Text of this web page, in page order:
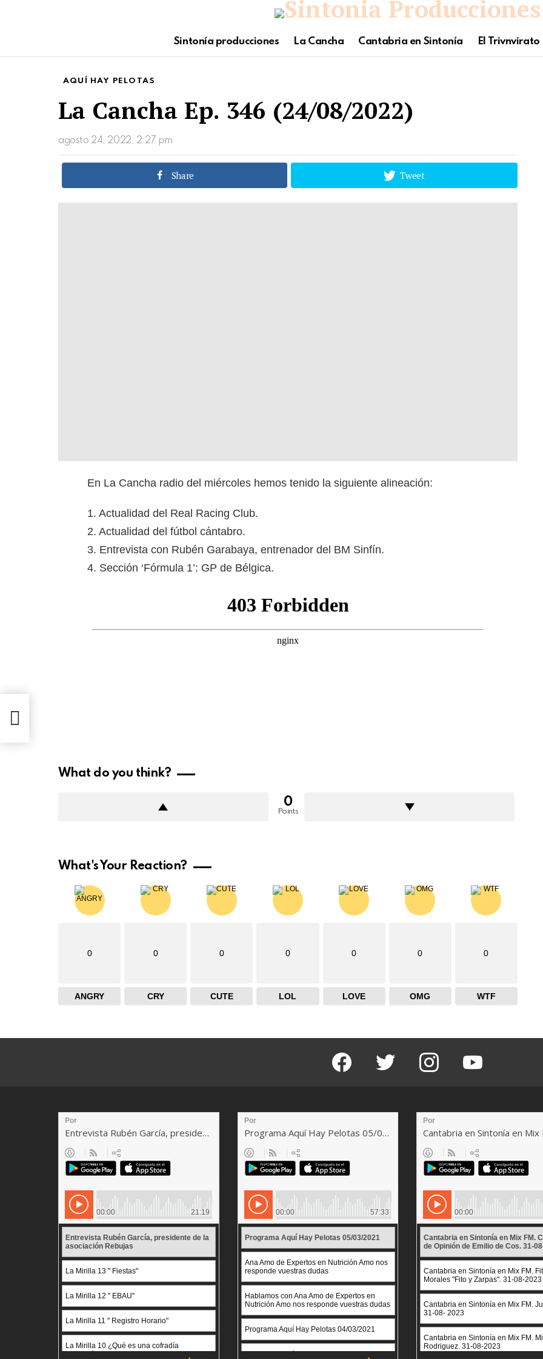
Sintonía producciones La Cancha Cantabria en Sintonía El Trivnvirato
AQUÍ HAY PELOTAS
La Cancha Ep. 346 (24/08/2022)
agosto 24, 2022, 2:27 pm
Share Tweet
En La Cancha radio del miércoles hemos tenido la siguiente alineación:
1. Actualidad del Real Racing Club.
2. Actualidad del fútbol cántabro.
3. Entrevista con Rubén Garabaya, entrenador del BM Sinfín.
4. Sección ‘Fórmula 1’: GP de Bélgica.
What do you think?
0
Points
What's Your Reaction?
0
ANGRY
0
CRY
0
CUTE
0
LOL
0
LOVE
0
OMG
0
WTF
facebook twitter instagram youtube